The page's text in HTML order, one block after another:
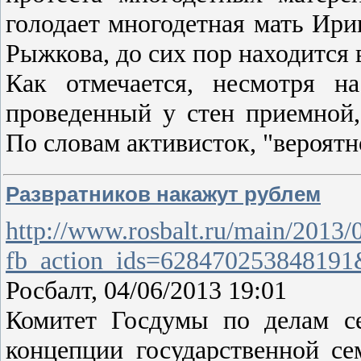
голодает многодетная мать
Рыжкова, до сих пор находится
Как отмечается, несмотря
проведенный у стен
По словам активисток,
Развратников накажут рублем
http://www.rosbalt.ru/main/2013/
Росбалт, 04/06/2013 19:01
Комитет Госдумы по делам
концепции государственной